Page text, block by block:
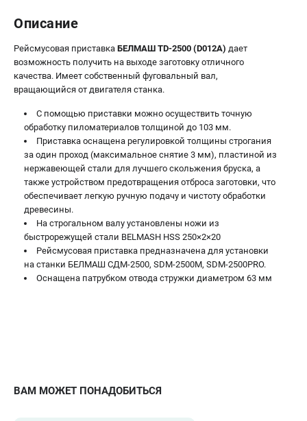
ПОЛЕЗНЫЕ СТАТЬИ
Токарные "ДОПЫ"
Все о влажности древесины
ТЕЛЕФОН (САНКТ-ПЕТЕРБУРГ)
+7 (812) 317-66-20
Информация размещённая на сайте не является публичной
проспект Александровской Фермы, 29АЛ
8 (812) 317-66-20
пн-пт - с 9:00 до 18:00
сб - с 10:00 до 16:00
вс - выходной
zakaz@belmash-market.ru
ВАМ МОЖЕТ ПОНАДОБИТЬСЯ
Описание
Рейсмусовая приставка БЕЛМАШ TD-2500 (D012A) дает
возможность получить на выходе заготовку отличного
качества. Имеет собственный фуговальный вал,
вращающийся от двигателя станка.
С помощью приставки можно осуществить точную
обработку пиломатериалов толщиной до 103 мм.
Приставка оснащена регулировкой толщины строгания
за один проход (максимальное снятие 3 мм), пластиной из
нержавеющей стали для лучшего скольжения бруска, а
также устройством предотвращения отброса заготовки, что
обеспечивает легкую ручную подачу и чистоту обработки
древесины.
На строгальном валу установлены ножи из
быстрорежущей стали BELMASH HSS 250×2×20
Рейсмусовая приставка предназначена для установки
на станки БЕЛМАШ СДМ-2500, SDM-2500M, SDM-2500PRO.
Оснащена патрубком отвода стружки диаметром 63 мм